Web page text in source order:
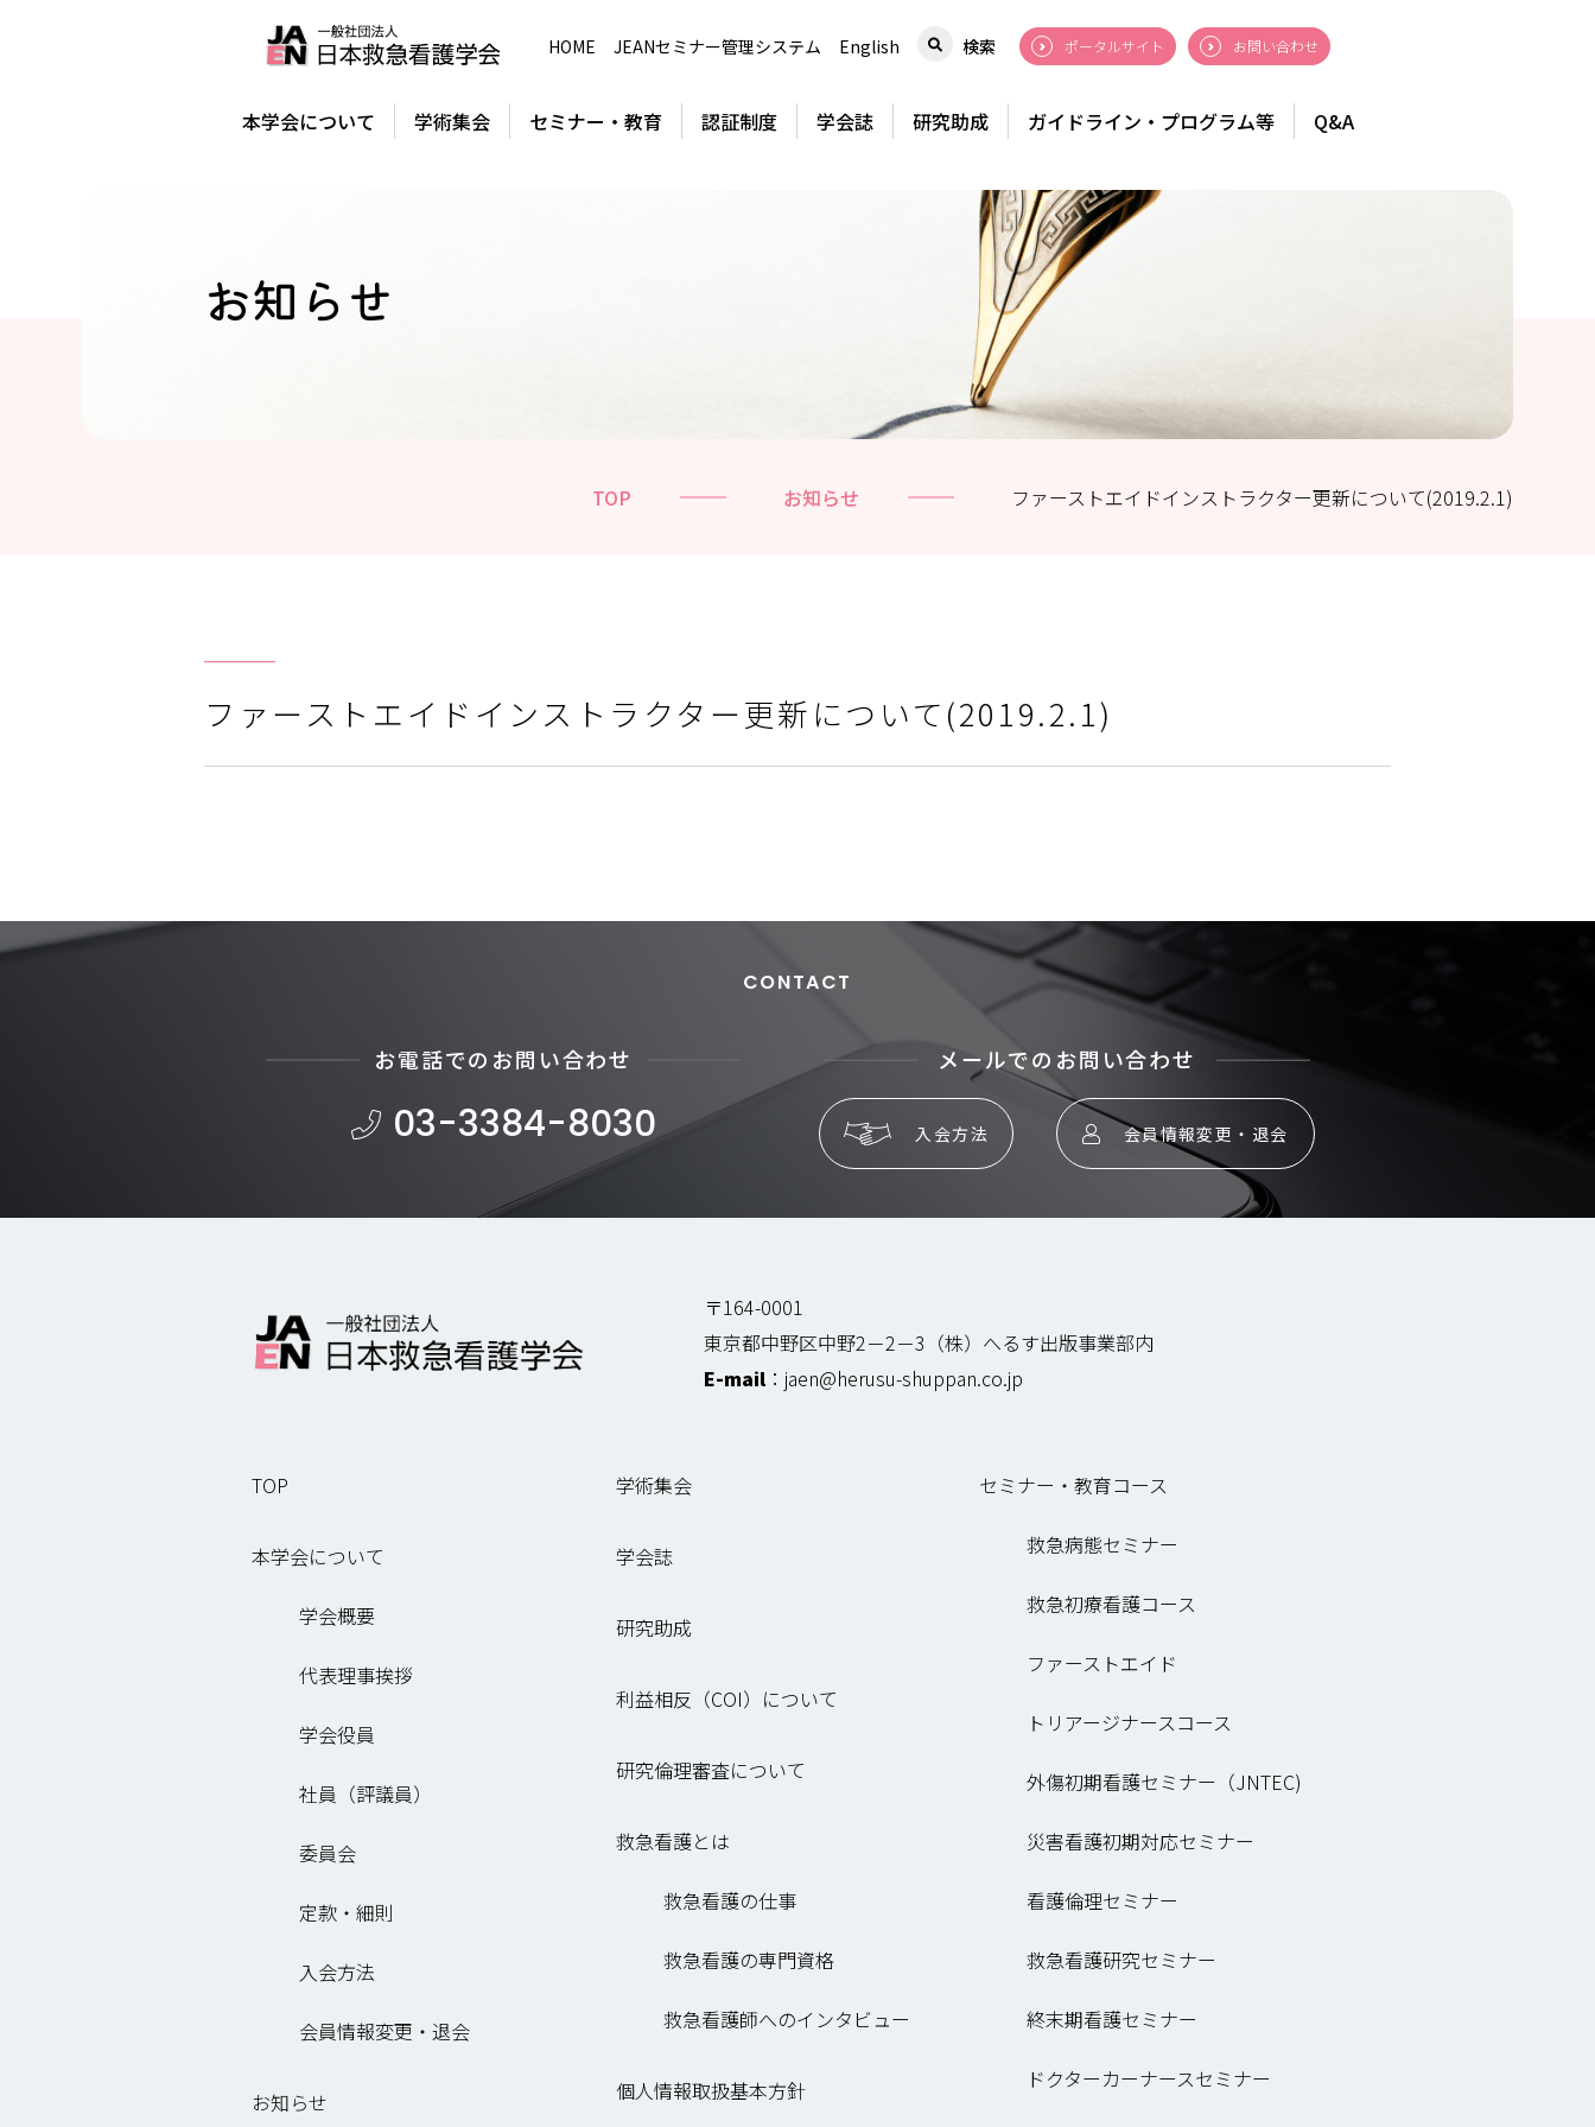
HOME JEANセミナー管理システム English 検索 ポータルサイト お問い合わせ
本学会について 学術集会 セミナー・教育 認証制度 学会誌 研究助成 ガイドライン・プログラム等 Q&A
お知らせ
TOP お知らせ ファーストエイドインストラクター更新について(2019.2.1)
ファーストエイドインストラクター更新について(2019.2.1)
CONTACT
お電話でのお問い合わせ
03-3384-8030
メールでのお問い合わせ
入会方法 会員情報変更・退会
〒164-0001
東京都中野区中野2－2－3（株）へるす出版事業部内
E-mail ： jaen@herusu-shuppan.co.jp
TOP
本学会について
学会概要
代表理事挨拶
学会役員
社員（評議員）
委員会
定款・細則
入会方法
会員情報変更・退会
お知らせ
学術集会
学会誌
研究助成
利益相反（COI）について
研究倫理審査について
救急看護とは
救急看護の仕事
救急看護の専門資格
救急看護師へのインタビュー
個人情報取扱基本方針
セミナー・教育コース
救急病態セミナー
救急初療看護コース
ファーストエイド
トリアージナースコース
外傷初期看護セミナー（JNTEC)
災害看護初期対応セミナー
看護倫理セミナー
救急看護研究セミナー
終末期看護セミナー
ドクターカーナースセミナー